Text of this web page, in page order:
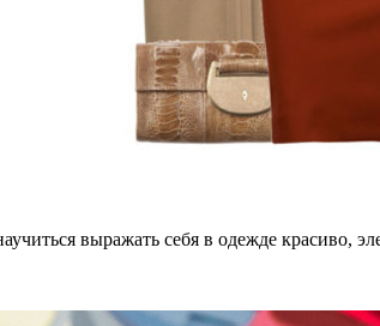
выражать себя в одежде красиво,